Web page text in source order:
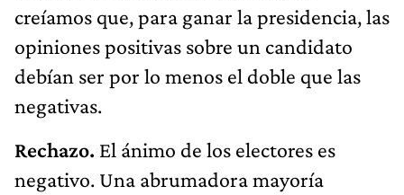
creíamos que, para ganar la presidencia, las
opiniones positivas sobre un candidato
debían ser por lo menos el doble que las
negativas.
Rechazo. El ánimo de los electores es
negativo. Una abrumadora mayoría